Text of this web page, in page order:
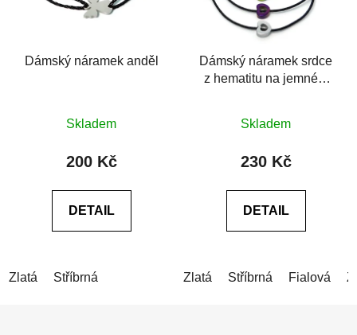
Dámský náramek anděl
hodnocení
produktu
z
Skladem
200 Kč
DETAIL
Zlatá Stříbrná
Dámský náramek srdce
z hematitu na jemném
hodnocení
produktu
z
Skladem
230 Kč
DETAIL
Zlatá Stříbrná Fialová